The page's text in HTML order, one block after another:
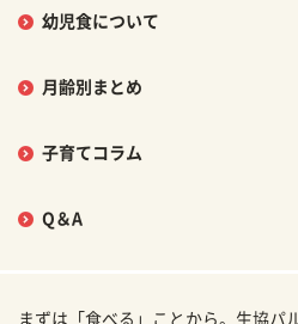
幼児食について
月齢別まとめ
子育てコラム
Q＆A
まずは「食べる」ことから。生協パ